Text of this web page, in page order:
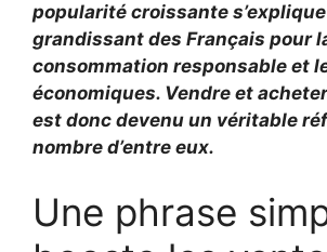
popularité croissante
grandissant des Français pour
consommation responsable et
économiques. Vendre et
est donc devenu un véritable
nombre d’entre eux.
Une phrase